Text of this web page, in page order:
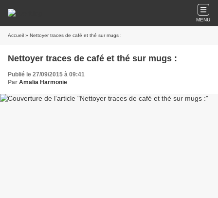
MENU
Accueil » Nettoyer traces de café et thé sur mugs :
Nettoyer traces de café et thé sur mugs :
Publié le 27/09/2015 à 09:41
Par Amalia Harmonie